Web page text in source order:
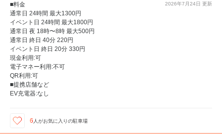
2026年7月24日 更新
■料金
通常日 24時間 最大1300円
イベント日 24時間 最大1800円
通常日 夜 18時〜8時 最大500円
通常日 終日 40分 220円
イベント日 終日 20分 330円
現金利用:可
電子マネー利用:不可
QR利用:可
■提携店舗など
EV充電器:なし
6 人がお気に入りの駐車場